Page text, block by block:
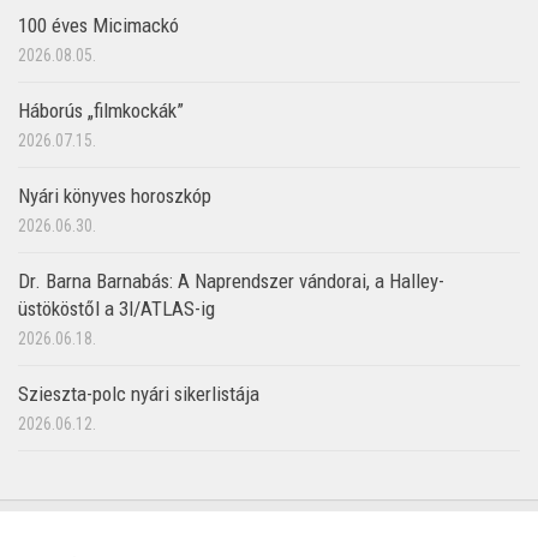
100 éves Micimackó
2026.08.05.
Háborús „filmkockák”
2026.07.15.
Nyári könyves horoszkóp
2026.06.30.
Dr. Barna Barnabás: A Naprendszer vándorai, a Halley-
üstököstől a 3I/ATLAS-ig
2026.06.18.
Szieszta-polc nyári sikerlistája
2026.06.12.